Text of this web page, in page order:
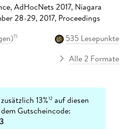
AdHocNets 2017, Niagara
28-29, 2017, Proceedings
)15
535 Lesepunkte
Alle 2 Formate
13%12 auf diesen
Gutscheincode: